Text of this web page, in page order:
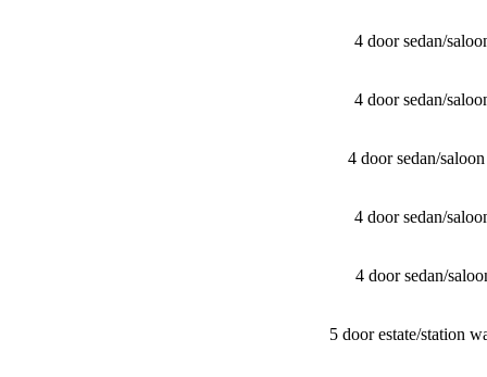
4 door sedan/​
4 door sedan/​
4 door sedan/​
4 door sedan/​
4 door sedan/​
5 door estate/​station